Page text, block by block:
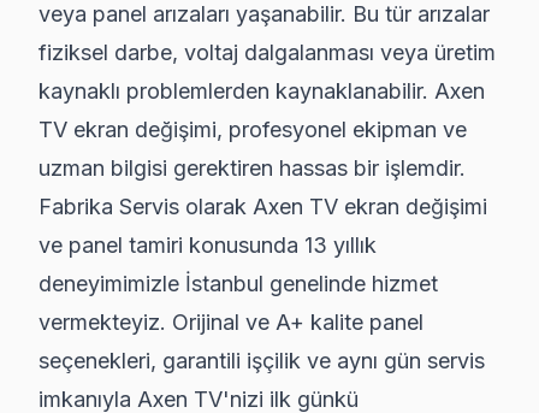
Orijinal Axen Panel mi, Muadil mi?
Hemen Randevu Alın
Ücretsiz teşhis · Aynı gün servis · 6 ay garanti
[object Object]
Diğer Markaların TV Açılmıyor Servisi
· Sony TV Açılmıyor
· Philips TV Açılmıyor
veya panel arızaları yaşanabilir. Bu tür arızalar
fiziksel darbe, voltaj dalgalanması veya üretim
kaynaklı problemlerden kaynaklanabilir. Axen
TV ekran değişimi, profesyonel ekipman ve
uzman bilgisi gerektiren hassas bir işlemdir.
Fabrika Servis olarak Axen TV ekran değişimi
ve panel tamiri konusunda 13 yıllık
deneyimimizle İstanbul genelinde hizmet
vermekteyiz. Orijinal ve A+ kalite panel
seçenekleri, garantili işçilik ve aynı gün servis
imkanıyla Axen TV'nizi ilk günkü